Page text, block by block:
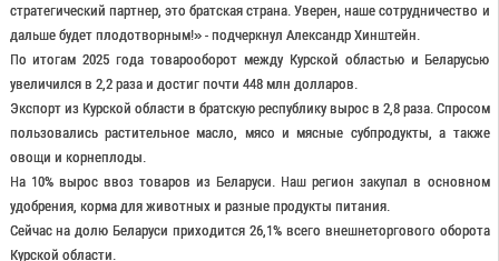
стратегический партнер, это братская страна. Уверен, наше сотрудничество и
дальше будет плодотворным!» - подчеркнул Александр Хинштейн.
По итогам 2025 года товарооборот между Курской областью и Беларусью
увеличился в 2,2 раза и достиг почти 448 млн долларов.
Экспорт из Курской области в братскую республику вырос в 2,8 раза. Спросом
пользовались растительное масло, мясо и мясные субпродукты, а также
овощи и корнеплоды.
На 10% вырос ввоз товаров из Беларуси. Наш регион закупал в основном
удобрения, корма для животных и разные продукты питания.
Сейчас на долю Беларуси приходится 26,1% всего внешнеторгового оборота
Курской области.